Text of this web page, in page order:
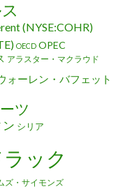
(NYSE:COHR)
OECD OPEC
アラスター・マクラウド
ォーレン・バフェット
ツ
シリア
ック
ズ・サイモンズ